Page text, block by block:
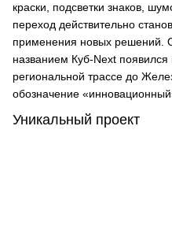
краски, подсветки знаков,
переход действительно
применения новых решений.
названием Куб-Next
региональной трассе до
обозначение
Уникальный проект